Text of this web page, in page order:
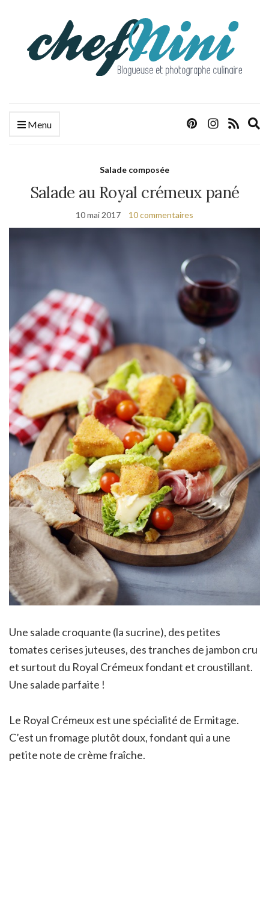
Menu
Salade composée
Salade au Royal crémeux pané
10 mai 2017 10 commentaires
Une salade croquante (la sucrine), des petites
tomates cerises juteuses, des tranches de jambon cru
et surtout du Royal Crémeux fondant et croustillant.
Une salade parfaite !
Le Royal Crémeux est une spécialité de Ermitage.
C’est un fromage plutôt doux, fondant qui a une
petite note de crème fraîche.